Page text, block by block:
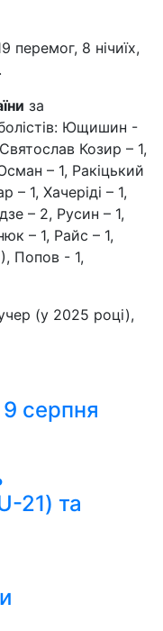
перемог, 8 нічиїх,
за
Ющишин -
Козир – 1,
– 1, Ракіцький
1, Хачеріді – 1,
– 2, Русин – 1,
– 1, Райс – 1,
Попов - 1,
(у 2025 році),
серпня
21) та